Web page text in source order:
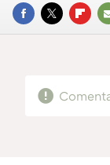
FACEBOOK
TWITTER